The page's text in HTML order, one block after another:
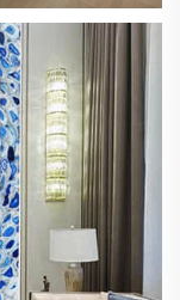
voorkeuren. Elk
zuiver witte tint van
gladde